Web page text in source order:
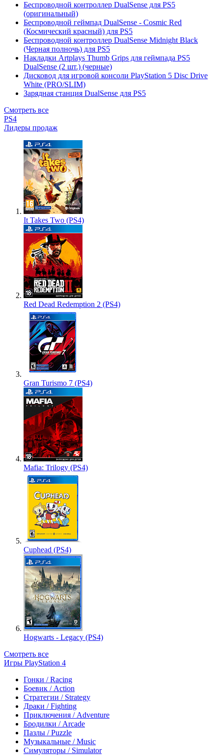
Беспроводной контроллер DualSense для PS5
(оригинальный)
Беспроводной геймпад DualSense - Cosmic Red
(Космический красный) для PS5
Беспроводной контроллер DualSense Midnight Black
(Черная полночь) для PS5
Накладки Artplays Thumb Grips для геймпада PS5
DualSense (2 шт.) (черные)
Дисковод для игровой консоли PlayStation 5 Disc Drive
White (PRO/SLIM)
Зарядная станция DualSense для PS5
Смотреть все
PS4
Лидеры продаж
It Takes Two (PS4)
Red Dead Redemption 2 (PS4)
Gran Turismo 7 (PS4)
Mafia: Trilogy (PS4)
Cuphead (PS4)
Hogwarts - Legacy (PS4)
Смотреть все
Игры PlayStation 4
Гонки / Racing
Боевик / Action
Стратегии / Strategy
Драки / Fighting
Приключения / Adventure
Бродилки / Arcade
Пазлы / Puzzle
Музыкальные / Music
Симуляторы / Simulator